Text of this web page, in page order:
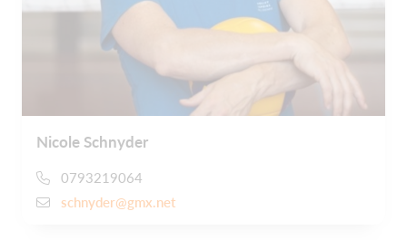
Nicole Schnyder
0793219064
schnyder@gmx.net